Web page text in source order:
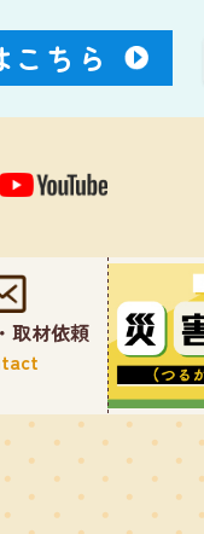
こちら
取材依頼